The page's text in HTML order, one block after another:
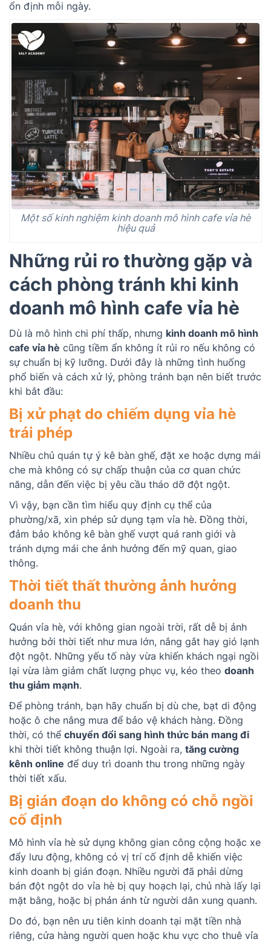
ổn định mỗi ngày.
Một số kinh nghiệm kinh doanh mô hình cafe vỉa hè
hiệu quả
Những rủi ro thường gặp và
cách phòng tránh khi kinh
doanh mô hình cafe vỉa hè
Dù là mô hình chi phí thấp, nhưng kinh doanh mô hình
cafe vỉa hè cũng tiềm ẩn không ít rủi ro nếu không có
sự chuẩn bị kỹ lưỡng. Dưới đây là những tình huống
phổ biến và cách xử lý, phòng tránh bạn nên biết trước
khi bắt đầu:
Bị xử phạt do chiếm dụng vỉa hè
trái phép
Nhiều chủ quán tự ý kê bàn ghế, đặt xe hoặc dựng mái
che mà không có sự chấp thuận của cơ quan chức
năng, dẫn đến việc bị yêu cầu tháo dỡ đột ngột.
Vì vậy, bạn cần tìm hiểu quy định cụ thể của
phường/xã, xin phép sử dụng tạm vỉa hè. Đồng thời,
đảm bảo không kê bàn ghế vượt quá ranh giới và
tránh dựng mái che ảnh hưởng đến mỹ quan, giao
thông.
Thời tiết thất thường ảnh hưởng
doanh thu
Quán vỉa hè, với không gian ngoài trời, rất dễ bị ảnh
hưởng bởi thời tiết như mưa lớn, nắng gắt hay gió lạnh
đột ngột. Những yếu tố này vừa khiến khách ngại ngồi
lại vừa làm giảm chất lượng phục vụ, kéo theo doanh
thu giảm mạnh.
Để phòng tránh, bạn hãy chuẩn bị dù che, bạt di động
hoặc ô che nắng mưa để bảo vệ khách hàng. Đồng
thời, có thể chuyển đổi sang hình thức bán mang đi
khi thời tiết không thuận lợi. Ngoài ra, tăng cường
kênh online để duy trì doanh thu trong những ngày
thời tiết xấu.
Bị gián đoạn do không có chỗ ngồi
cố định
Mô hình vỉa hè sử dụng không gian công cộng hoặc xe
đẩy lưu động, không có vị trí cố định dễ khiến việc
kinh doanh bị gián đoạn. Nhiều người đã phải dừng
bán đột ngột do vỉa hè bị quy hoạch lại, chủ nhà lấy lại
mặt bằng, hoặc bị phản ánh từ người dân xung quanh.
Do đó, bạn nên ưu tiên kinh doanh tại mặt tiền nhà
riêng, cửa hàng người quen hoặc khu vực cho thuê vỉa